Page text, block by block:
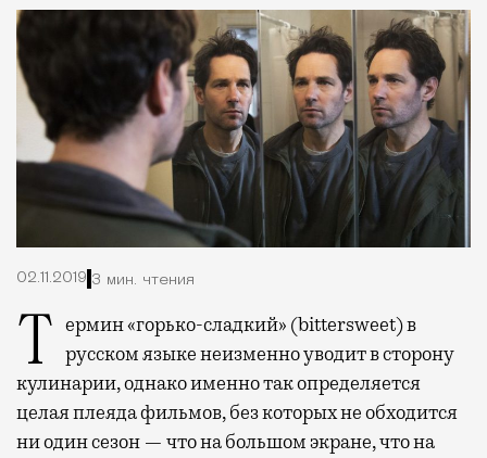
02.11.2019 3 мин. чтения
Термин «горько-сладкий» (bittersweet) в
русском языке неизменно уводит в сторону
кулинарии, однако именно так определяется
целая плеяда фильмов, без которых не обходится
ни один сезон — что на большом экране, что на